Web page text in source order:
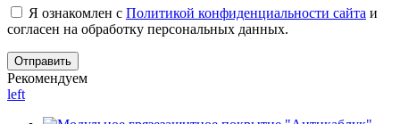
Я ознакомлен с Политикой конфиденциальности сайта и
согласен на обработку персональных данных.
Рекомендуем
left